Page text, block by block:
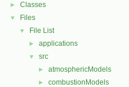
► Classes
▼ Files
▼ File List
► applications
▼ src
► atmosphericModels
► combustionModels